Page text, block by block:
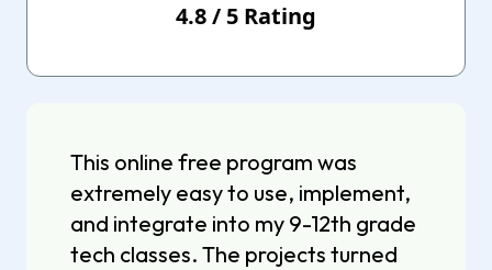
4.8/ 5 Rating
This online free program was
extremely easy to use, implement,
and integrate into my 9-12th grade
tech classes. The projects turned